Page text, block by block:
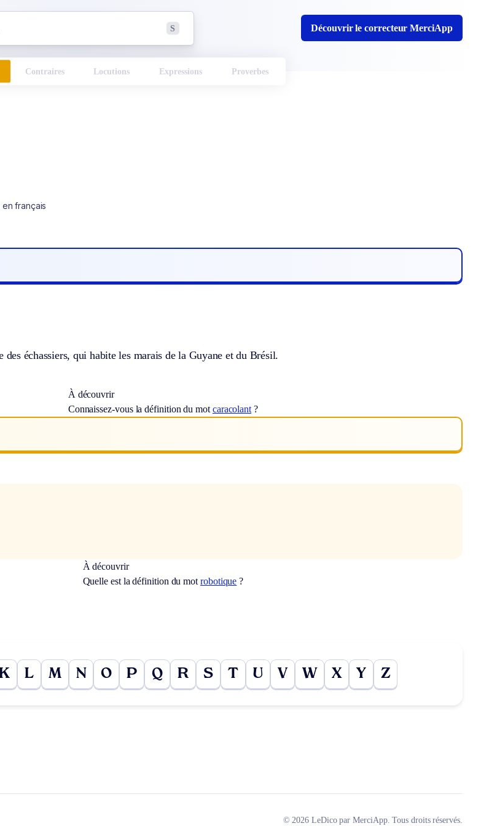
S Découvrir le correcteur MerciApp
Contraires Locutions Expressions Proverbes
français
des échassiers, qui habite les marais de la Guyane et du Brésil.
À découvrir
Connaissez-vous la définition du mot caracolant ?
À découvrir
Quelle est la définition du motrobotique ?
L M N O P Q R S T U V W X Y Z
© 2026 LeDico par MerciApp. Tous droits réservés.